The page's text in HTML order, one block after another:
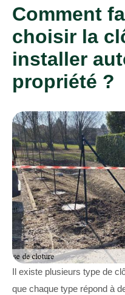
Comment
choisir la
installer
propriété ?
Il existe plusieurs type de
que chaque type répond à